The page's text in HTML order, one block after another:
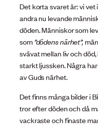
Det korta svaret är: vi
andra nu levande
döden. Människor som
som”dödens närhet”,
svävat mellan liv och
starkt ljussken. Några
av Guds närhet.
Det finns många bilder i
tror efter döden och då
vackraste och finaste